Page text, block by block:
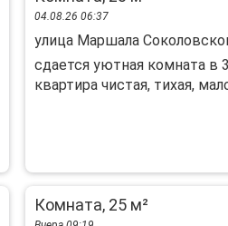
04.08.26 06:37
улица Маршала
сдается уютная комната в
квартира чистая, тихая,
Комната, 25 м²